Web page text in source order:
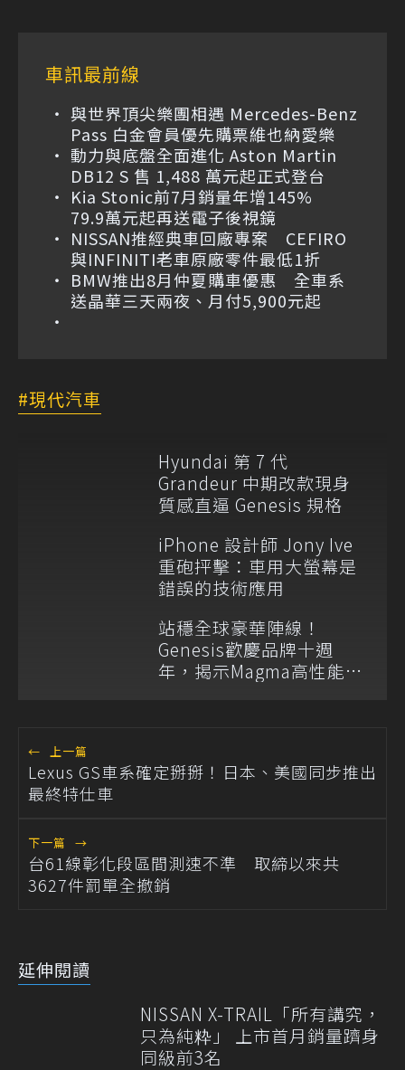
車訊最前線
與世界頂尖樂團相遇 Mercedes-Benz
Pass 白金會員優先購票維也納愛樂
動力與底盤全面進化 Aston Martin
DB12 S 售 1,488 萬元起正式登台
Kia Stonic前7月銷量年增145%
79.9萬元起再送電子後視鏡
NISSAN推經典車回廠專案 CEFIRO
與INFINITI老車原廠零件最低1折
BMW推出8月仲夏購車優惠 全車系
送晶華三天兩夜、月付5,900元起
現代汽車
Hyundai 第 7 代
Grandeur 中期改款現身
質感直逼 Genesis 規格
iPhone 設計師 Jony Ive
重砲抨擊：車用大螢幕是
錯誤的技術應用
站穩全球豪華陣線！
Genesis歡慶品牌十週
年，揭示Magma高性能系
← 上一篇
Lexus GS車系確定掰掰！日本、美國同步推出
最終特仕車
下一篇 →
台61線彰化段區間測速不準 取締以來共
3627件罰單全撤銷
延伸閱讀
NISSAN X-TRAIL「所有講究，
只為純粋」 上市首月銷量躋身
同級前3名